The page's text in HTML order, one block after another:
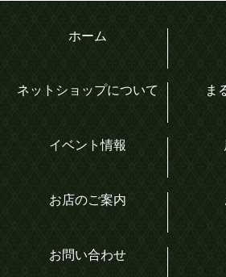
ホーム
ネットショップについて ま
イベント情報
お店のご案内
お問い合わせ